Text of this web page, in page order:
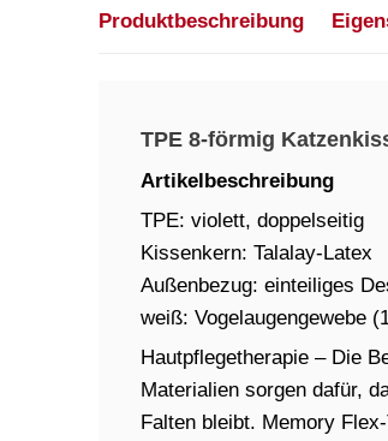
Produktbeschreibung
TPE 8-förmig
Artikelbeschreibung
TPE: violett, doppelseitig
Kissenkern: Talalay-Latex
Außenbezug: einteiliges
weiß: Vogelaugengewebe
Hautpflegetherapie – Die
Materialien sorgen dafür,
Falten bleibt. Memory